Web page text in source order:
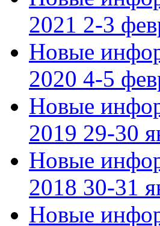
2021 2-3
Новые
2020 4-5
Новые
2019 29-30
Новые
2018 30-31
Новые